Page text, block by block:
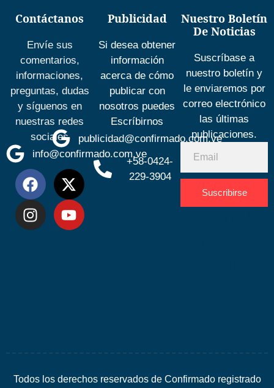
Contáctanos
Envíe sus
comentarios,
informaciones,
preguntas, dudas
y síguenos en
nuestras redes
sociales
info@confirmado.com.ve
Publicidad
Si desea obtener
información
acerca de cómo
publicar con
nosotros puedes
Escríbirnos
publicidad@confirmado.com.ve
+58-0424-
229-3904
Nuestro Boletín
De Noticias
Suscríbase a
nuestro boletín y
le enviaremos por
correo electrónico
las últimas
publicaciones.
Suscribirse
Todos los derechos reservados de Confirmado registrado